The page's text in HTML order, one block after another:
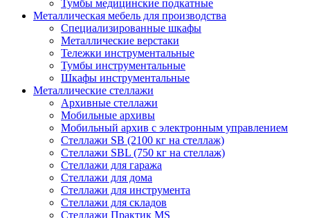
Тумбы медицинские подкатные
Металлическая мебель для производства
Cпециализированные шкафы
Металлические верстаки
Тележки инструментальные
Тумбы инструментальные
Шкафы инструментальные
Металлические стеллажи
Архивные стеллажи
Мобильные архивы
Мобильный архив с электронным управлением
Стеллажи SB (2100 кг на стеллаж)
Стеллажи SBL (750 кг на стеллаж)
Стеллажи для гаража
Стеллажи для дома
Стеллажи для инструмента
Стеллажи для складов
Стеллажи Практик MS